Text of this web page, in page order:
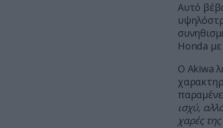
Αυτό
Honda
Ο Akiwa
ισχύ,
χαρές